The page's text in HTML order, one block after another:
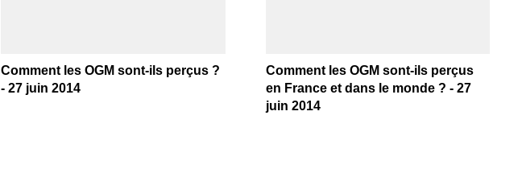
Comment les OGM sont-ils perçus ?
- 27 juin 2014
Comment les OGM sont-ils perçus
en France et dans le monde ? - 27
juin 2014